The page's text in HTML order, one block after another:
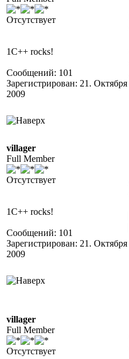
Отсутствует
1C++ rocks!
Сообщений: 101
Зарегистрирован: 21. Октября
2009
villager
Full Member
Отсутствует
1C++ rocks!
Сообщений: 101
Зарегистрирован: 21. Октября
2009
villager
Full Member
Отсутствует